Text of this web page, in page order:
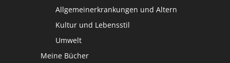
Allgemeinerkrankungen und Altern
Kultur und Lebensstil
Umwelt
Meine Bücher